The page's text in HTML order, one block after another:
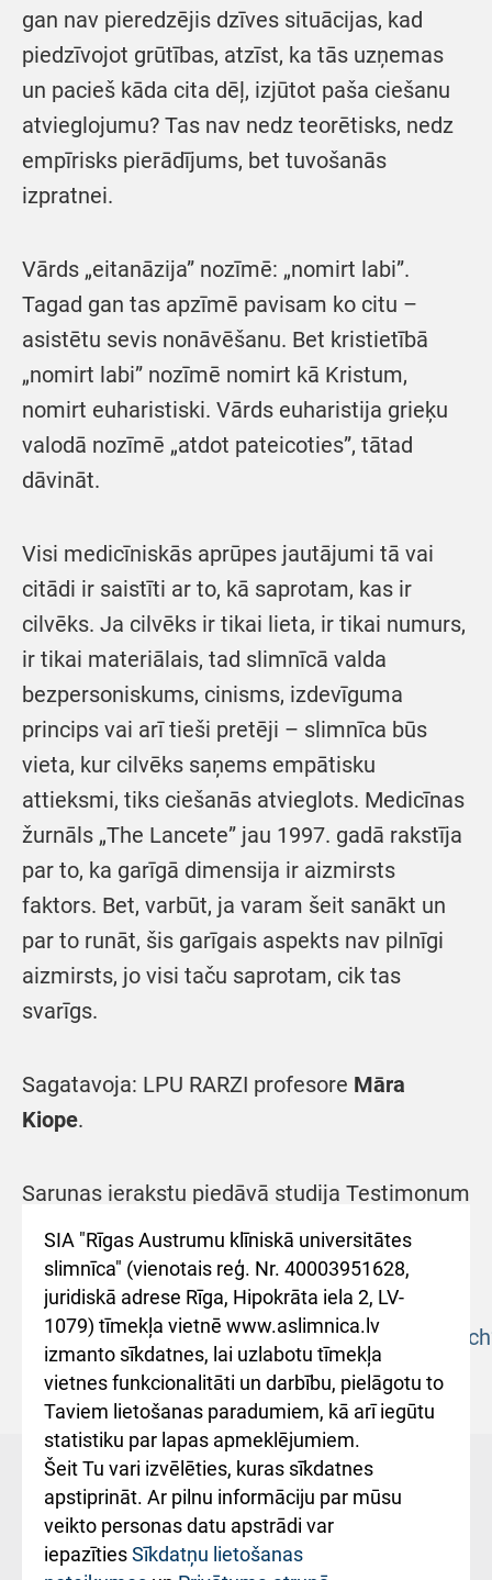
gan nav pieredzējis dzīves situācijas, kad
piedzīvojot grūtības, atzīst, ka tās uzņemas
un pacieš kāda cita dēļ, izjūtot paša ciešanu
atvieglojumu? Tas nav nedz teorētisks, nedz
empīrisks pierādījums, bet tuvošanās
izpratnei.
Vārds „eitanāzija” nozīmē: „nomirt labi”.
Tagad gan tas apzīmē pavisam ko citu –
asistētu sevis nonāvēšanu. Bet kristietībā
„nomirt labi” nozīmē nomirt kā Kristum,
nomirt euharistiski. Vārds euharistija grieķu
valodā nozīmē „atdot pateicoties”, tātad
dāvināt.
Visi medicīniskās aprūpes jautājumi tā vai
citādi ir saistīti ar to, kā saprotam, kas ir
cilvēks. Ja cilvēks ir tikai lieta, ir tikai numurs,
ir tikai materiālais, tad slimnīcā valda
bezpersoniskums, cinisms, izdevīguma
princips vai arī tieši pretēji – slimnīca būs
vieta, kur cilvēks saņems empātisku
attieksmi, tiks ciešanās atvieglots. Medicīnas
žurnāls „The Lancete” jau 1997. gadā rakstīja
par to, ka garīgā dimensija ir aizmirsts
faktors. Bet, varbūt, ja varam šeit sanākt un
par to runāt, šis garīgais aspekts nav pilnīgi
aizmirsts, jo visi taču saprotam, cik tas
svarīgs.
Sagatavoja: LPU RARZI profesore Māra
Kiope.
Sarunas ierakstu piedāvā studija Testimonum
vietnē:
SEMINĀRS MEDICĪNAS
DARBINIEKIEMhttps://www.youtube.com/
v=lfriYsebBSY
Aktualitātes
Iepirkumi
Karjera
Trauksmes celšana
SIA "Rīgas Austrumu klīniskā universitātes
slimnīca" (vienotais reģ. Nr. 40003951628,
juridiskā adrese Rīga, Hipokrāta iela 2, LV-
1079) tīmekļa vietnē www.aslimnica.lv
izmanto sīkdatnes, lai uzlabotu tīmekļa
vietnes funkcionalitāti un darbību, pielāgotu to
Taviem lietošanas paradumiem, kā arī iegūtu
statistiku par lapas apmeklējumiem.
Šeit Tu vari izvēlēties, kuras sīkdatnes
apstiprināt. Ar pilnu informāciju par mūsu
veikto personas datu apstrādi var
iepazītiesSīkdatņu lietošanas